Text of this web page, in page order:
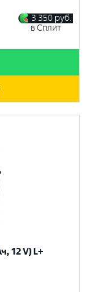
3 350 руб.
в Сплит
12 V) L+